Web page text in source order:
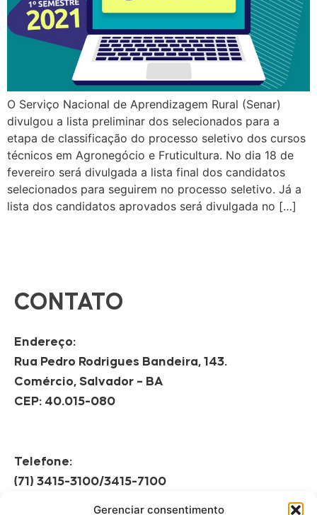
Gerenciar consentimento
O Serviço Nacional de Aprendizagem Rural (Senar)
divulgou a lista preliminar dos selecionados para a
etapa de classificação do processo seletivo dos cursos
técnicos em Agronegócio e Fruticultura. No dia 18 de
fevereiro será divulgada a lista final dos candidatos
selecionados para seguirem no processo seletivo. Já a
lista dos candidatos aprovados será divulgada no […]
CONTATO
Endereço:
Rua Pedro Rodrigues Bandeira, 143.
Comércio, Salvador – BA
CEP: 40.015-080
Telefone:
(71) 3415-3100/3415-7100
Horário de Funcionamento: